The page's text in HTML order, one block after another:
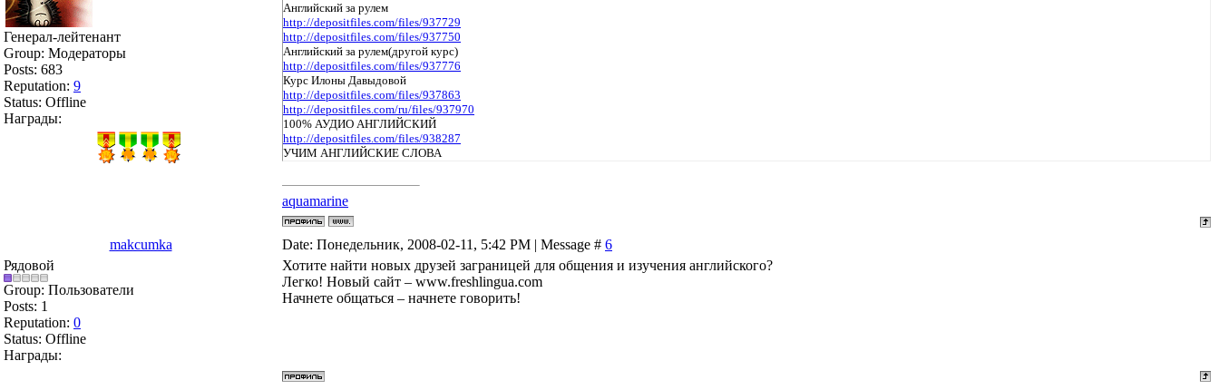
Генерал-лейтенант
Group: Модераторы
Posts: 683
Reputation: 9
Status: Offline
Награды:
Английский за рулем
http://depositfiles.com/files/937729
http://depositfiles.com/files/937750
Английский за рулем(другой курс)
http://depositfiles.com/files/937776
Курс Илоны Давыдовой
http://depositfiles.com/files/937863
http://depositfiles.com/ru/files/937970
100% АУДИО АНГЛИЙСКИЙ
http://depositfiles.com/files/938287
УЧИМ АНГЛИЙСКИЕ СЛОВА
aquamarine
makcumka Date: Понедельник, 2008-02-11, 5:42 PM | Message # 6
Рядовой
Group: Пользователи
Posts: 1
Reputation: 0
Status: Offline
Награды:
Хотите найти новых друзей заграницей для общения и изучения английского?
Легко! Новый сайт – www.freshlingua.com
Начнете общаться – начнете говорить!